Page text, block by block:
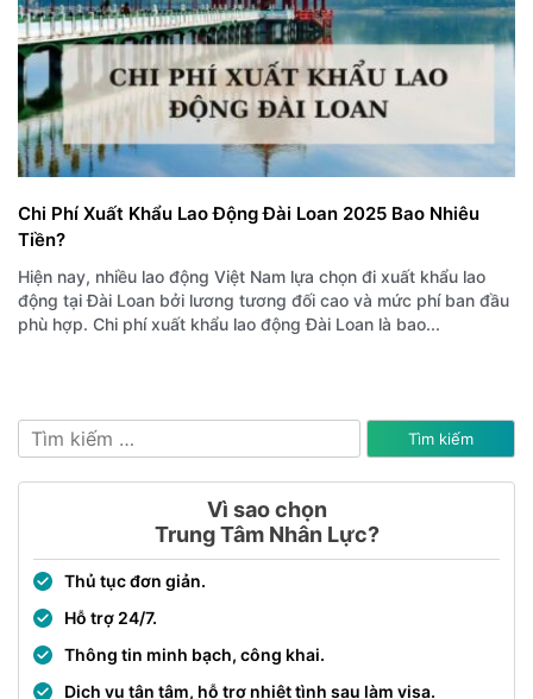
Tìm
kiếm
cho:
Vì sao chọn
Trung Tâm Nhân Lực?
Thủ tục đơn giản.
Hỗ trợ 24/7.
Thông tin minh bạch, công khai.
Dịch vụ tận tâm, hỗ trợ nhiệt tình sau làm visa.
Chi Phí Xuất Khẩu Lao Động Đài Loan 2025 Bao Nhiêu
Tiền?
Hiện nay, nhiều lao động Việt Nam lựa chọn đi xuất khẩu lao
động tại Đài Loan bởi lương tương đối cao và mức phí ban đầu
phù hợp. Chi phí xuất khẩu lao động Đài Loan là bao...